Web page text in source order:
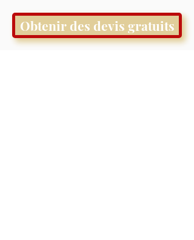
Obtenir des devis gratuits